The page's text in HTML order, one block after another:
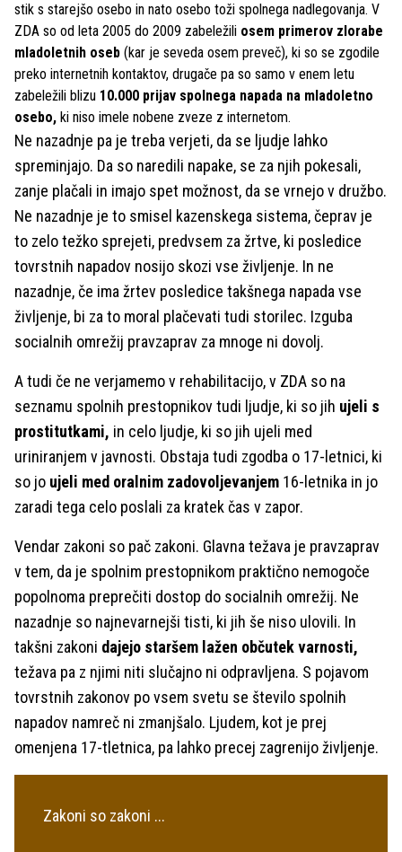
stik s starejšo osebo in nato osebo toži spolnega nadlegovanja. V
ZDA so od leta 2005 do 2009 zabeležili osem primerov zlorabe
mladoletnih oseb (kar je seveda osem preveč), ki so se zgodile
preko internetnih kontaktov, drugače pa so samo v enem letu
zabeležili blizu 10.000 prijav spolnega napada na mladoletno
osebo, ki niso imele nobene zveze z internetom.
Ne nazadnje pa je treba verjeti, da se ljudje lahko
spreminjajo. Da so naredili napake, se za njih pokesali,
zanje plačali in imajo spet možnost, da se vrnejo v družbo.
Ne nazadnje je to smisel kazenskega sistema, čeprav je
to zelo težko sprejeti, predvsem za žrtve, ki posledice
tovrstnih napadov nosijo skozi vse življenje. In ne
nazadnje, če ima žrtev posledice takšnega napada vse
življenje, bi za to moral plačevati tudi storilec. Izguba
socialnih omrežij pravzaprav za mnoge ni dovolj.
A tudi če ne verjamemo v rehabilitacijo, v ZDA so na
seznamu spolnih prestopnikov tudi ljudje, ki so jih ujeli s
prostitutkami, in celo ljudje, ki so jih ujeli med
uriniranjem v javnosti. Obstaja tudi zgodba o 17-letnici, ki
so jo ujeli med oralnim zadovoljevanjem 16-letnika in jo
zaradi tega celo poslali za kratek čas v zapor.
Vendar zakoni so pač zakoni. Glavna težava je pravzaprav
v tem, da je spolnim prestopnikom praktično nemogoče
popolnoma preprečiti dostop do socialnih omrežij. Ne
nazadnje so najnevarnejši tisti, ki jih še niso ulovili. In
takšni zakoni dajejo staršem lažen občutek varnosti,
težava pa z njimi niti slučajno ni odpravljena. S pojavom
tovrstnih zakonov po vsem svetu se število spolnih
napadov namreč ni zmanjšalo. Ljudem, kot je prej
omenjena 17-tletnica, pa lahko precej zagrenijo življenje.
Zakoni so zakoni ...